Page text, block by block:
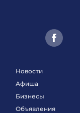
Новости
Афиша
Бизнесы
Объявления